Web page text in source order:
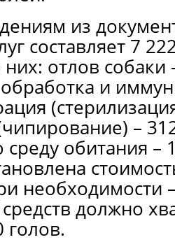
из
составляет 7
отлов собаки
и
–
обитания –
необходимости
должно
голов.